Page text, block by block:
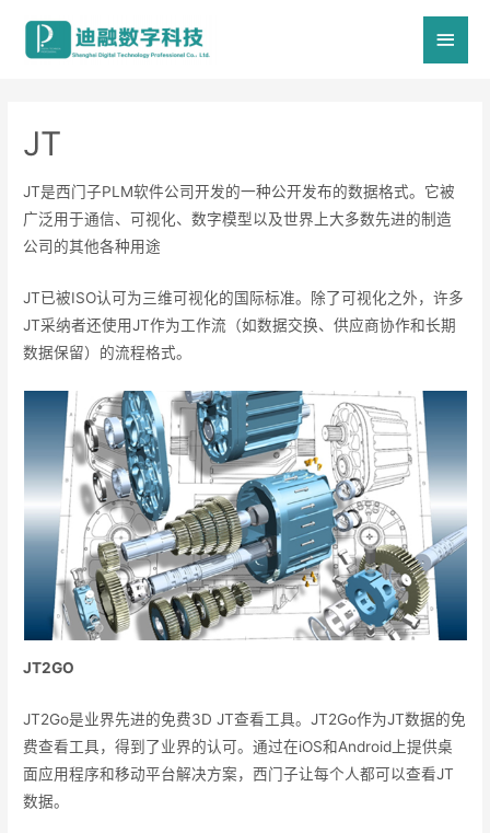
主
JT
JT是西门子PLM软件公司开发的一种公开发布的数据格式。它被
广泛用于通信、可视化、数字模型以及世界上大多数先进的制造
公司的其他各种用途
JT已被ISO认可为三维可视化的国际标准。除了可视化之外，许多
JT采纳者还使用JT作为工作流（如数据交换、供应商协作和长期
数据保留）的流程格式。
JT2GO
JT2Go是业界先进的免费3D JT查看工具。JT2Go作为JT数据的免
费查看工具，得到了业界的认可。通过在iOS和Android上提供桌
面应用程序和移动平台解决方案，西门子让每个人都可以查看JT
数据。